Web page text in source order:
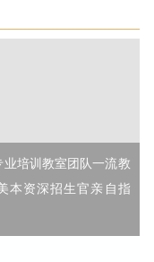
培训教室团队一流教
本资深招生官亲自指